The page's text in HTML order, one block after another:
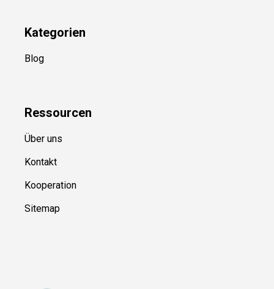
Kategorien
Blog
Ressourcen
Über uns
Kontakt
Kooperation
Sitemap